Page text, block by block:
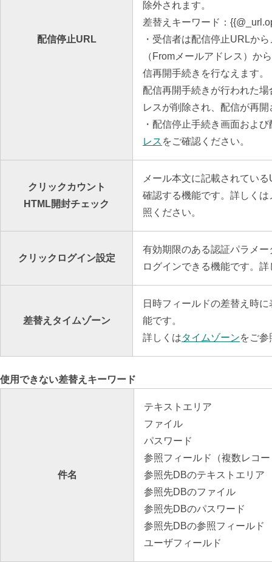
配信停止URL
除外されます。
差替えキーワード：
・受信者は配信停止URLか
（Fromメールアドレス）か
信再開手続きを行なえます。
配信再開手続きが行われた場
レスが削除され、配信が再開
・配信停止手続き画面およ
レス をご確認ください。
クリックカウント
HTML開封チェック
メール本文に記載されてい
確認する機能です。詳しくは
照ください。
クリックログイン設定
有効期限のある認証パラメ
ログインできる機能です。詳
差替えタイムゾーン
日時フィールドの差替え時
能です。
詳しくはタイムゾーンをご参
使用できない差替えキーワード
件名
テキストエリア
ファイル
パスワード
参照フィールド（複数レコ
参照先DBのテキストエリア
参照先DBのファイル
参照先DBのパスワード
参照先DBの参照フィールド
ユーザフィールド